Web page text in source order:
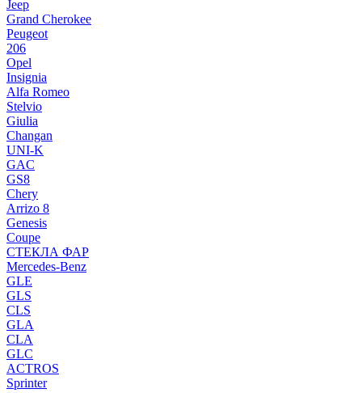
Jeep
Grand Cherokee
Peugeot
206
Opel
Insignia
Alfa Romeo
Stelvio
Giulia
Changan
UNI-K
GAC
GS8
Chery
Arrizo 8
Genesis
Coupe
СТЕКЛА ФАР
Mercedes-Benz
GLE
GLS
CLS
GLA
CLA
GLC
ACTROS
Sprinter